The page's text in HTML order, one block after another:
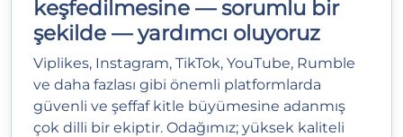
keşfedilmesine — sorumlu bir
şekilde — yardımcı oluyoruz
Viplikes, Instagram, TikTok, YouTube, Rumble
ve daha fazlası gibi önemli platformlarda
güvenli ve şeffaf kitle büyümesine adanmış
çok dilli bir ekiptir. Odağımız; yüksek kaliteli